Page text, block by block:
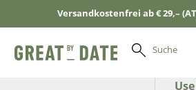
Versandkostenfrei ab € 29,–
Suche